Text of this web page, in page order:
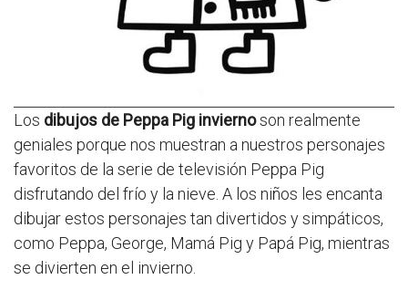
Los dibujos de Peppa Pig inviernoson realmente
geniales porque nos muestran a nuestros personajes
favoritos de la serie de televisión Peppa Pig
disfrutando del frío y la nieve. A los niños les encanta
dibujar estos personajes tan divertidos y simpáticos,
como Peppa, George, Mamá Pig y Papá Pig, mientras
se divierten en el invierno.